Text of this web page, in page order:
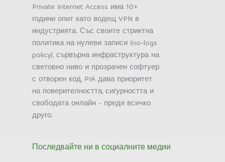
Private Internet Access има 10+
години опит като водещ VPN в
индустрията. Със своите стриктна
политика на нулеви записи (no-logs
policy), сървърна инфраструктура на
световно ниво и прозрачен софтуер
с отворен код, PIA дава приоритет
на поверителността, сигурността и
свободата онлайн - преди всичко
друго.
Последвайте ни в социалните медии